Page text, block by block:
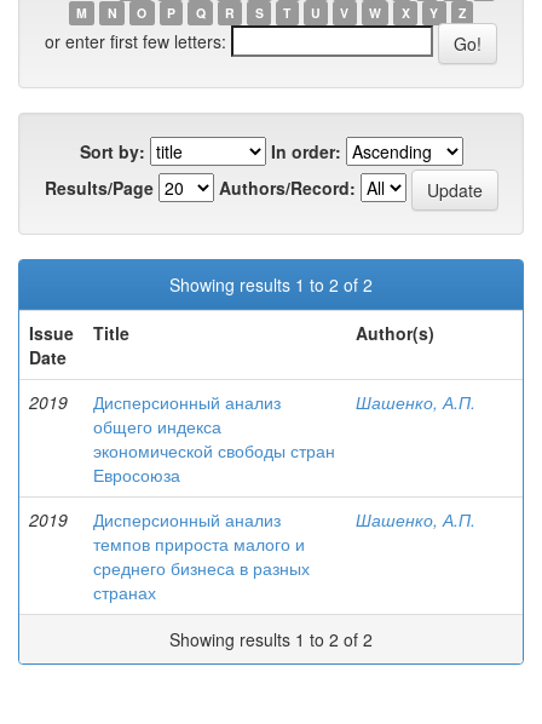
M
N O P Q R S T U V W X Y Z
or enter first few letters:
Sort by:
In order:
Results/Page
Authors/Record:
Showing results 1 to 2 of 2
Issue
Date
Title Author(s)
2019
Дисперсионный анализ
общего индекса
экономической свободы стран
Евросоюза
Шашенко, А.П.
2019
Дисперсионный анализ
темпов прироста малого и
среднего бизнеса в разных
странах
Шашенко, А.П.
Showing results 1 to 2 of 2